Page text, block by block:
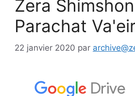
Zera Shimshon
Parachat
22 janvier 2020 par